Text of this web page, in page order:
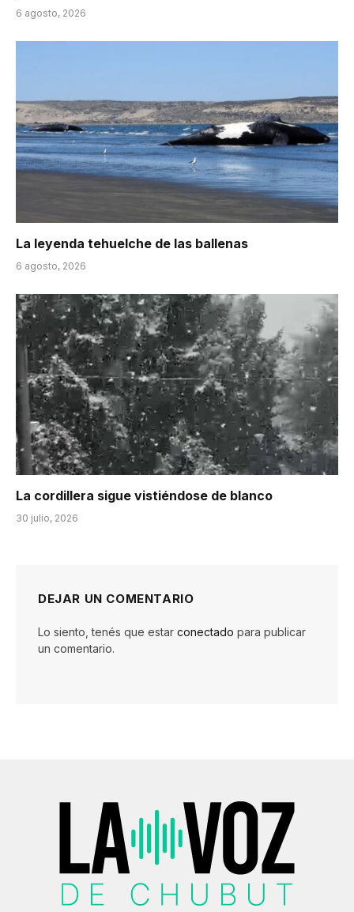
6 agosto, 2026
La leyenda tehuelche de las ballenas
6 agosto, 2026
La cordillera sigue vistiéndose de blanco
30 julio, 2026
DEJAR UN COMENTARIO
Lo siento, tenés que estar conectado para publicar
un comentario.